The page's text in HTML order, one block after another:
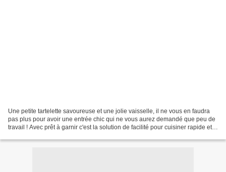
Une petite tartelette savoureuse et une jolie vaisselle, il ne vous en faudra
pas plus pour avoir une entrée chic qui ne vous aurez demandé que peu de
travail ! Avec prêt à garnir c'est la solution de facilité pour cuisiner rapide et